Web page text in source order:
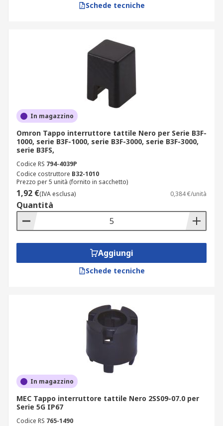
Schede tecniche
In magazzino
Omron Tappo interruttore tattile Nero per Serie B3F-
1000, serie B3F-1000, serie B3F-3000, serie B3F-3000,
serie B3FS,
Codice RS 794-4039P
Codice costruttore B32-1010
Prezzo per 5 unità (fornito in sacchetto)
1,92 €(IVA esclusa) 0,384 €/unità
Quantità
Aggiungi
Schede tecniche
In magazzino
MEC Tappo interruttore tattile Nero 2SS09-07.0 per
Serie 5G IP67
Codice RS 765-1490